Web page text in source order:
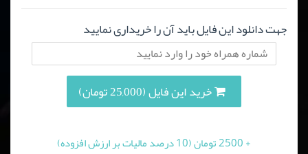
جهت دانلود این فایل باید آن را خریداری نمایید
خرید این فایل (25,000 تومان)
+ 2500 تومان (10 درصد مالیات بر ارزش افزوده)